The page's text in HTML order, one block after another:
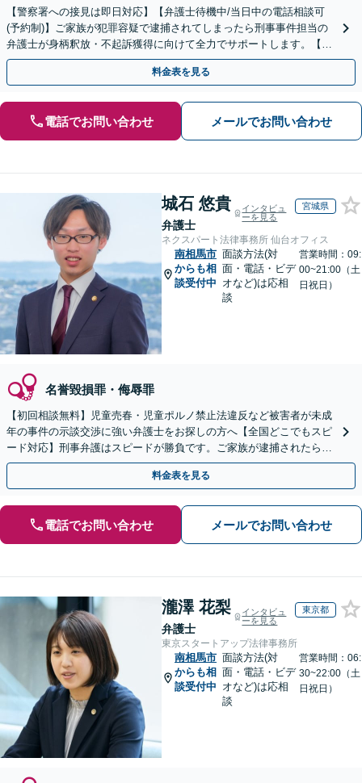
【警察署への接見は即日対応】【弁護士待機中/当日中の電話相談可
(予約制)】ご家族が犯罪容疑で逮捕されてしまったら刑事事件担当の
弁護士が身柄釈放・不起訴獲得に向けて全力でサポートします。【毎
月100名以上の相談実績】【全国対応】
料金表を見る
電話でお問い合わせ メールでお問い合わせ
城石 悠貴
弁護士
インタビュ
ーを見る
宮城県
ネクスパート法律事務所 仙台オフィス
南相馬市
からも相
談受付中
面談方法(対
面・電話・ビデ
オなど)は応相
談
営業時間：09:
00~21:00（土
日祝日）
名誉毀損罪・侮辱罪
【初回相談無料】児童売春・児童ポルノ禁止法違反など被害者が未成
年の事件の示談交渉に強い弁護士をお探しの方へ【全国どこでもスピ
ード対応】刑事弁護はスピードが勝負です。ご家族が逮捕されたら一
刻も早くご相談ください【24時間365日相談受付】
料金表を見る
電話でお問い合わせ メールでお問い合わせ
瀧澤 花梨
弁護士
インタビュ
ーを見る
東京都
東京スタートアップ法律事務所
南相馬市
からも相
談受付中
面談方法(対
面・電話・ビデ
オなど)は応相
談
営業時間：06:
30~22:00（土
日祝日）